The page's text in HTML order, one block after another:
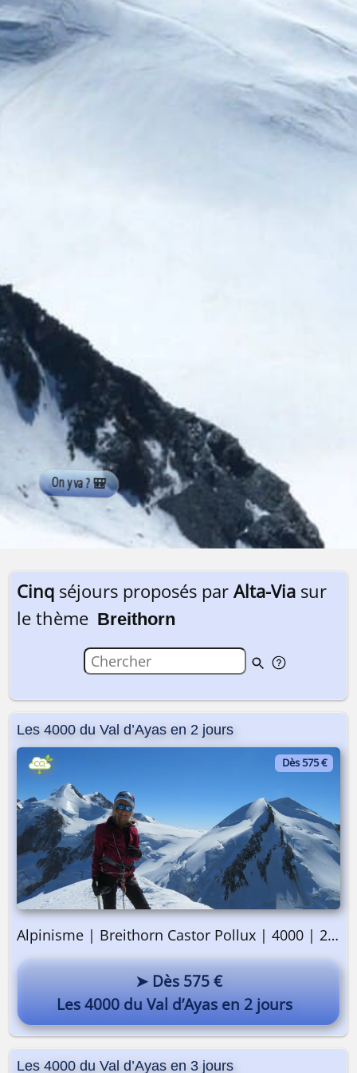
Cinq séjours proposés par Alta-Via sur
le thème Breithorn
Les 4000 du Val d’Ayas en 2 jours
Dès 575 €
Alpinisme | Breithorn Castor Pollux | 4000 | 2 jours
➤ Dès 575 €
Les 4000 du Val d’Ayas en 2 jours
Les 4000 du Val d’Ayas en 3 jours